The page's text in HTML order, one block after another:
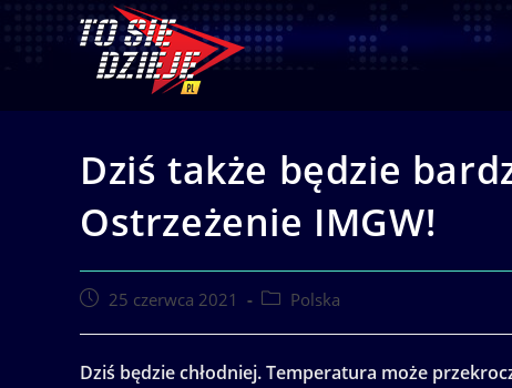
Dziś także będzie
Ostrzeżenie IMGW!
Post 25 czerwca 2021
Post Polska
Dziś będzie chłodniej. Temperatura może